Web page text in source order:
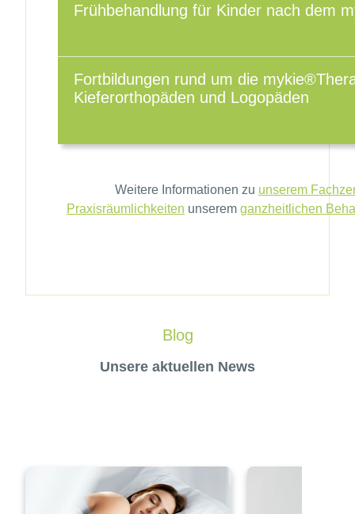
Frühbehandlung für Kinder nach dem
Fortbildungen rund um die
Kieferorthopäden und Logopäden
Weitere Informationen zu unserem
Praxisräumlichkeiten unserem ganzheitlichen
Blog
Unsere aktuellen News